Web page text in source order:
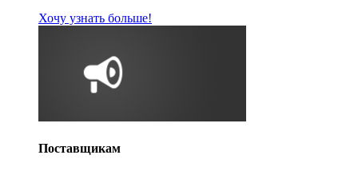
Хочу узнать больше!
Поставщикам